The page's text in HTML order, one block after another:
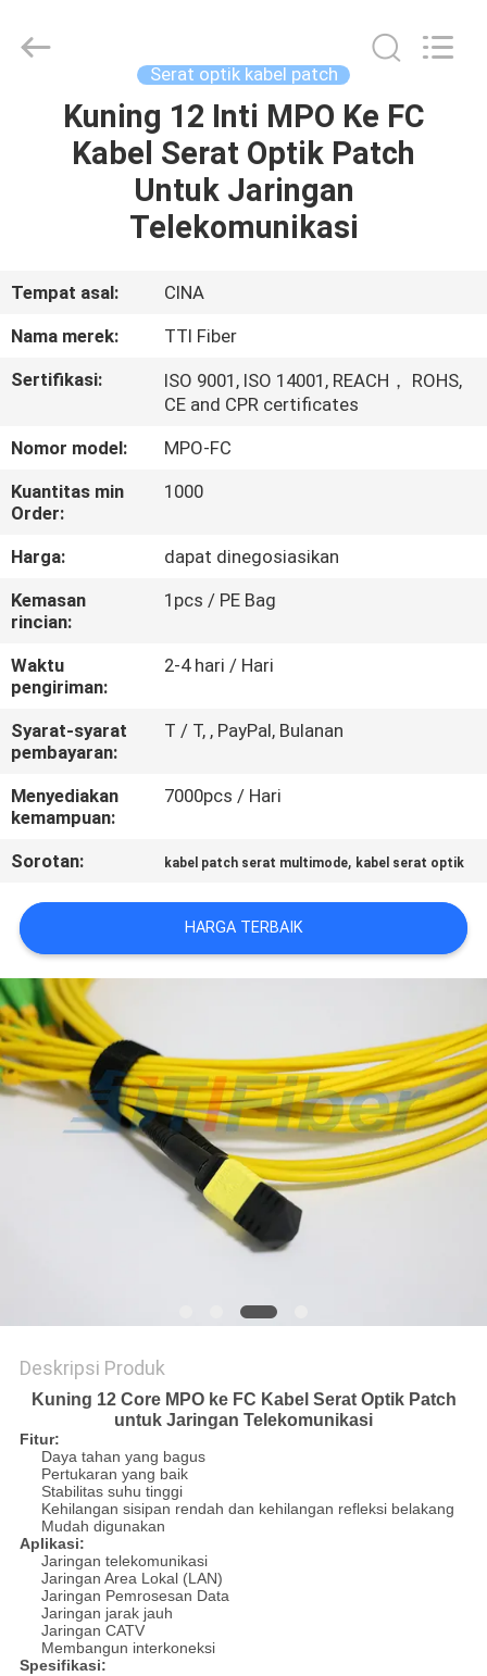
RUMAH
KAMI
PABRIK
KUALITAS
HUBUNGI
KAMI
PERMINTAAN
PENAWARAN
SITEMAP
PRIVACY
POLICY
Tech.
Serat optik kabel patch
Kuning 12 Inti MPO Ke FC
Kabel Serat Optik Patch
Untuk Jaringan
Telekomunikasi
Tempat asal:
CINA
Nama merek:
TTI Fiber
Sertifikasi:
ISO 9001, ISO 14001, REACH， ROHS,
CE and CPR certificates
Nomor model:
MPO-FC
Kuantitas min
Order:
1000
Harga:
dapat dinegosiasikan
Kemasan
rincian:
1pcs / PE Bag
Waktu
pengiriman:
2-4 hari / Hari
Syarat-syarat
pembayaran:
T / T, , PayPal, Bulanan
Menyediakan
kemampuan:
7000pcs / Hari
Sorotan: kabel patch serat multimode, kabel serat optik
HARGA TERBAIK
Deskripsi Produk
Kuning 12 Core MPO ke FC Kabel Serat Optik Patch
untuk Jaringan Telekomunikasi
Fitur:
Daya tahan yang bagus
Pertukaran yang baik
Stabilitas suhu tinggi
Kehilangan sisipan rendah dan kehilangan refleksi belakang
Mudah digunakan
Aplikasi:
Jaringan telekomunikasi
Jaringan Area Lokal (LAN)
Jaringan Pemrosesan Data
Jaringan jarak jauh
Jaringan CATV
Membangun interkoneksi
Spesifikasi: